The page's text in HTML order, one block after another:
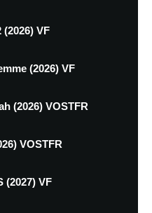
VF
(2026) VF
(2026) VOSTFR
VOSTFR
(2027) VF